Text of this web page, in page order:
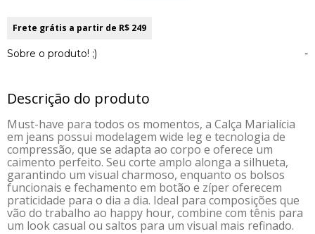
Frete grátis a partir de R$ 249
Sobre o produto! ;) -
Descrição do produto
Must-have para todos os momentos, a Calça Marialícia
em jeans possui modelagem wide leg e tecnologia de
compressão, que se adapta ao corpo e oferece um
caimento perfeito. Seu corte amplo alonga a silhueta,
garantindo um visual charmoso, enquanto os bolsos
funcionais e fechamento em botão e zíper oferecem
praticidade para o dia a dia. Ideal para composições que
vão do trabalho ao happy hour, combine com tênis para
um look casual ou saltos para um visual mais refinado.